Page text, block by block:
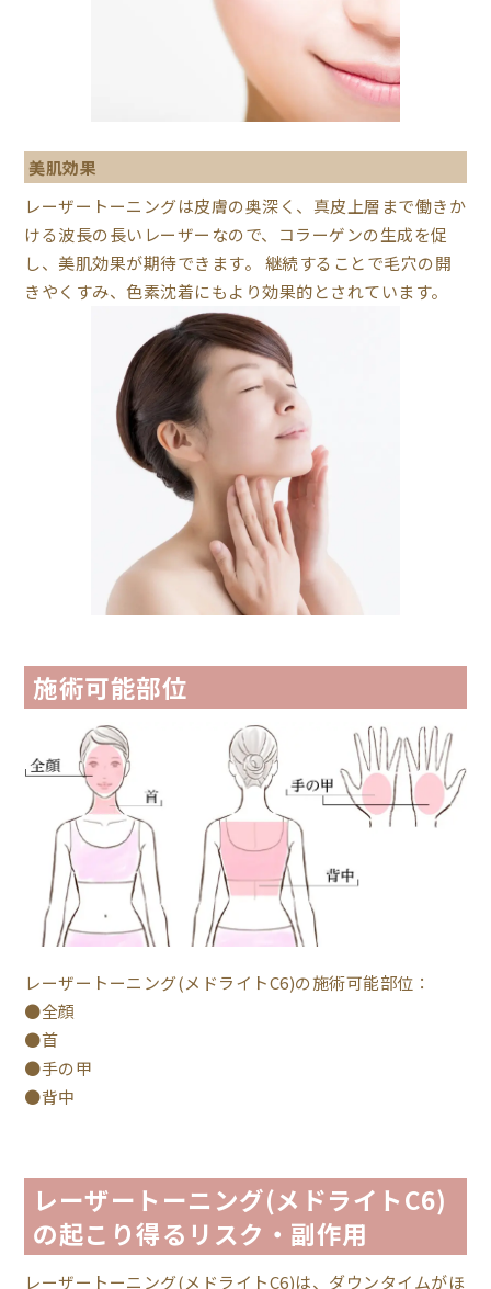
美肌効果
レーザートーニングは皮膚の奥深く、真皮上層まで働きか
ける波長の長いレーザーなので、コラーゲンの生成を促
し、美肌効果が期待できます。 継続することで毛穴の開
きやくすみ、色素沈着にもより効果的とされています。
施術可能部位
レーザートーニング(メドライトC6)の施術可能部位：
●全顔
●首
●手の甲
●背中
レーザートーニング(メドライトC6)
の起こり得るリスク・副作用
レーザートーニング(メドライトC6)は、ダウンタイムがほ